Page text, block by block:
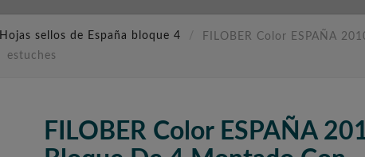
Hojas sellos de España bloque 4
FILOBER Color ESPAÑA
estuches
FILOBER Color ESPAÑA